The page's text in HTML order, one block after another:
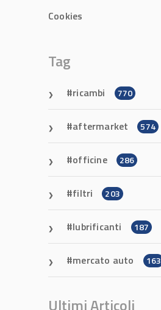
Cookies
Tag
ricambi 770
aftermarket 574
officine 286
filtri 203
lubrificanti 187
mercato auto 163
Ultimi Articoli